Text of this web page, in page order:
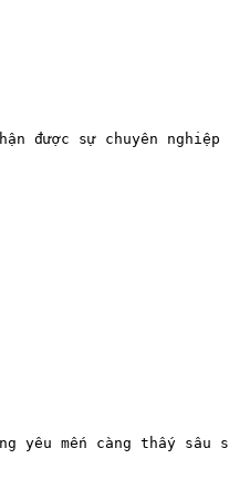
được sự chuyên
yêu mến càng thấy